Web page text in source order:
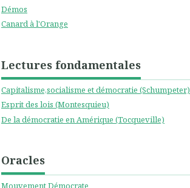
Démos
Canard à l'Orange
Lectures fondamentales
Capitalisme,socialisme et démocratie (Schumpeter)
Esprit des lois (Montesquieu)
De la démocratie en Amérique (Tocqueville)
Oracles
Mouvement Démocrate